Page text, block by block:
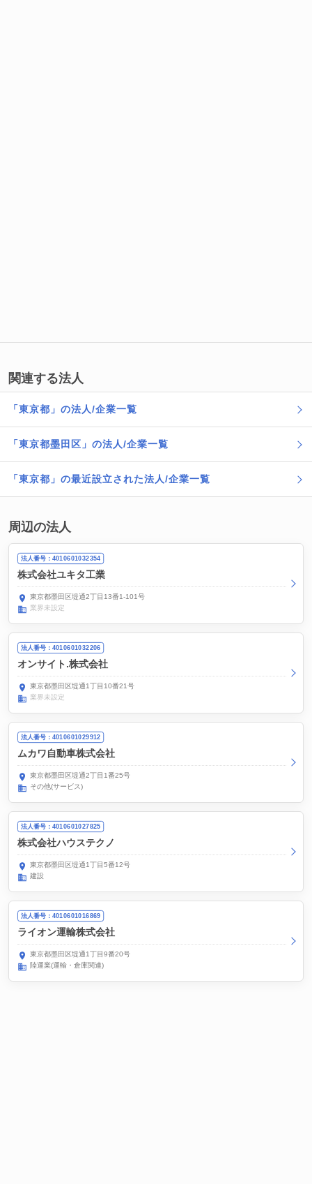
関連する法人
「東京都」の法人/企業一覧
「東京都墨田区」の法人/企業一覧
「東京都」の最近設立された法人/企業一覧
周辺の法人
法人番号：4010601032354
株式会社ユキタ工業
東京都墨田区堤通2丁目13番1-101号
業界未設定
法人番号：4010601032206
オンサイト.株式会社
東京都墨田区堤通1丁目10番21号
業界未設定
法人番号：4010601029912
ムカワ自動車株式会社
東京都墨田区堤通2丁目1番25号
その他(サービス)
法人番号：4010601027825
株式会社ハウステクノ
東京都墨田区堤通1丁目5番12号
建設
法人番号：4010601016869
ライオン運輸株式会社
東京都墨田区堤通1丁目9番20号
陸運業(運輸・倉庫関連)